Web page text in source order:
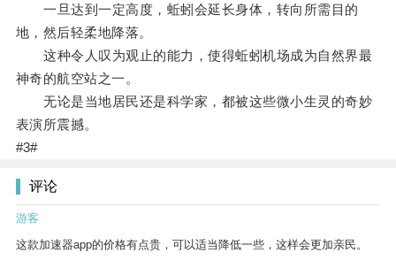
一旦达到一定高度，蚯蚓会延长身体，转向所需目的
地，然后轻柔地降落。
这种令人叹为观止的能力，使得蚯蚓机场成为自然界最
神奇的航空站之一。
无论是当地居民还是科学家，都被这些微小生灵的奇妙
表演所震撼。
#3#
评论
游客
这款加速器app的价格有点贵，可以适当降低一些，这样会更加亲民。